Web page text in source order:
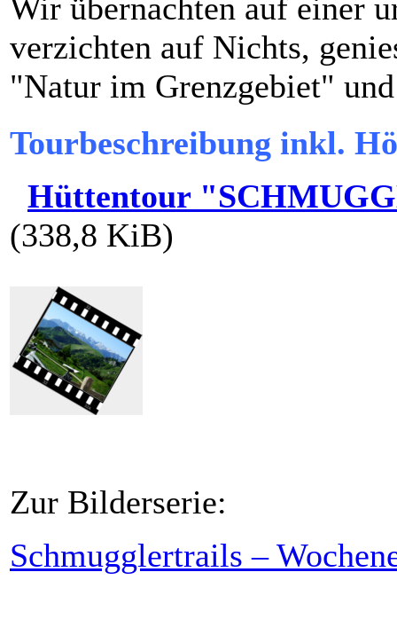
Wir übernachten auf einer
verzichten auf Nichts,
"Natur im Grenzgebiet" und
Tourbeschreibung inkl.
Hüttentour
(338,8 KiB)
Zur Bilderserie:
Schmugglertrails –